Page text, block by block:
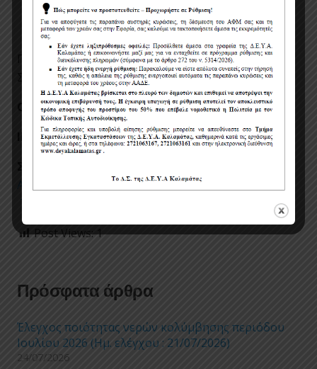
Φορολογική ενημερότητα.
Πληροφορίες σχετικά με τον διαγωνισμό: κ.
Στραβάκου Σταυρούλα, τηλ. 27210-63148.
Ο ΓΕΝΙΚΟΣ ΔΙΕΥΘΥΝΤΗΣ
ΙΠΠΟΚΡΑΤΗΣ ΜΠΑΖΙΩΤΟΠΟΥΛΟΣ
ΑΠΟΧΕΤΕΥΣΗΣ διαγωνισμος 3.08.2018
Post Views:1
Πρόσφατα άρθρα
Έλεγχος ποιότητας νερών κολύμβησης περιόδου
Ιουλίου 2026 (Ημ. ελέγχου : 21/07/2026)
24/07/2026